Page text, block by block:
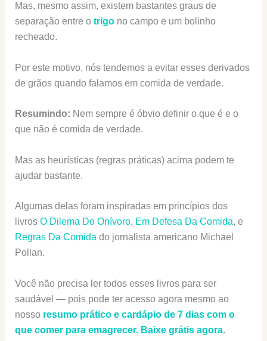
Mas, mesmo assim, existem bastantes graus de
separação entre o trigono campo e um bolinho
recheado.
Por este motivo, nós tendemos a evitar esses derivados
de grãos quando falamos em comida de verdade.
Resumindo: Nem sempre é óbvio definir o que é e o
que não é comida de verdade.
Mas as heurísticas (regras práticas) acima podem te
ajudar bastante.
Algumas delas foram inspiradas em princípios dos
livros O Dilema Do Onívoro, Em Defesa Da Comida, e
Regras Da Comidado jornalista americano Michael
Pollan.
Você não precisa ler todos esses livros para ser
saudável — pois pode ter acesso agora mesmo ao
nosso resumo prático e cardápio de 7 dias com o
que comer para emagrecer. Baixe grátis agora.